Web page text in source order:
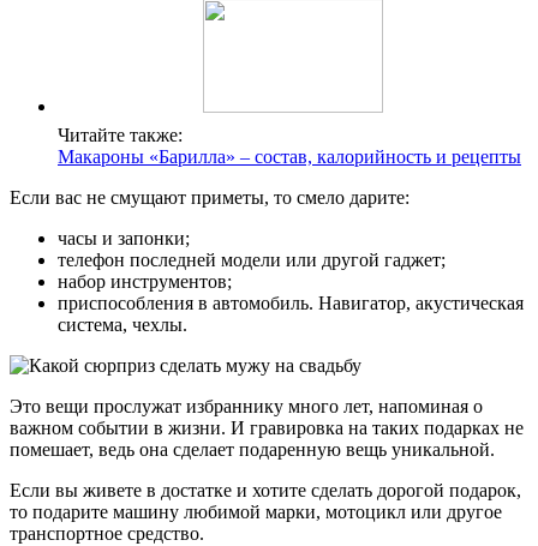
Читайте также:
Макароны «Барилла» – состав, калорийность и рецепты
Если вас не смущают приметы, то смело дарите:
часы и запонки;
телефон последней модели или другой гаджет;
набор инструментов;
приспособления в автомобиль. Навигатор, акустическая
система, чехлы.
Это вещи прослужат избраннику много лет, напоминая о
важном событии в жизни. И гравировка на таких подарках не
помешает, ведь она сделает подаренную вещь уникальной.
Если вы живете в достатке и хотите сделать дорогой подарок,
то подарите машину любимой марки, мотоцикл или другое
транспортное средство.